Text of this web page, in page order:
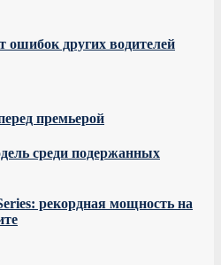
ошибок других водителей
премьерой
среди подержанных
рекордная мощность на